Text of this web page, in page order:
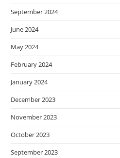
September 2024
June 2024
May 2024
February 2024
January 2024
December 2023
November 2023
October 2023
September 2023